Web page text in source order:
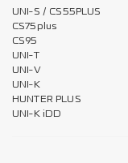
UNI-S / CS55PLUS
CS75plus
CS95
UNI-T
UNI-V
UNI-K
HUNTER PLUS
UNI-K iDD